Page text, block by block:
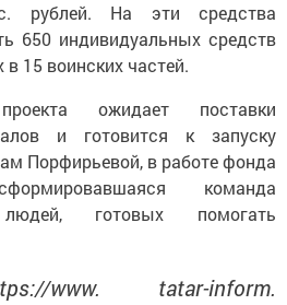
рублей. На эти средства
650 индивидуальных средств
15 воинских частей.
ожидает поставки
и готовится к запуску
Порфирьевой, в работе фонда
команда
готовых помогать
www. tatar-inform.